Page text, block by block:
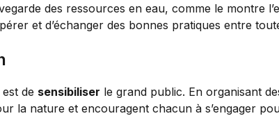
des ressources en eau, comme le montre
et d’échanger des bonnes pratiques entre
de sensibiliser le grand public. En organisant
la nature et encouragent chacun à s’engager